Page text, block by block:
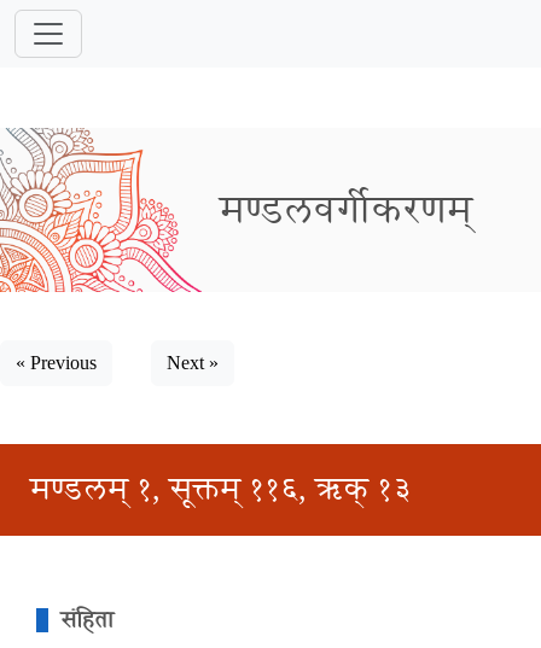
मण्डलवर्गीकरणम्
« Previous Next »
मण्डलम् १, सूक्तम् ११६, ऋक् १३
संहिता